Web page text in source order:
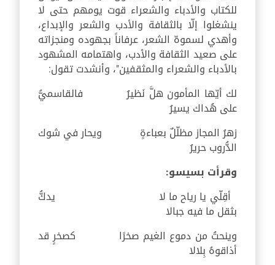
للكتاب والأدباء والشعراء قوت يومهم حتى لا
ينشغلوا إلّا بالثقافة والأدب والشعر والإبداع،
وأهدي لسموهّ الشعر، عرفاناً بجهوده ومنجزاته
على صعيد الثقافة والأدب، واهتمامه المشهود
بالأدباء والشعراء والمثقفين"، وأنشدت تقول:
لك أيّها المأمون هلَّ نَظيرُ فالقاسميُّ
على هُداك يسيرُ
زهرُ المجاز مظلّلٌ بعباءةٍ ويحار في شوك
الدُّروب حريرُ
وقرأت بسيسو:
أقِلّي يا رياح ما لا يدكُّ
بثقل ما فيه جبالا
وينحتُ من دموع الغيم صخرًا كصخرٍ قد
أذاقوهُ بِلالا